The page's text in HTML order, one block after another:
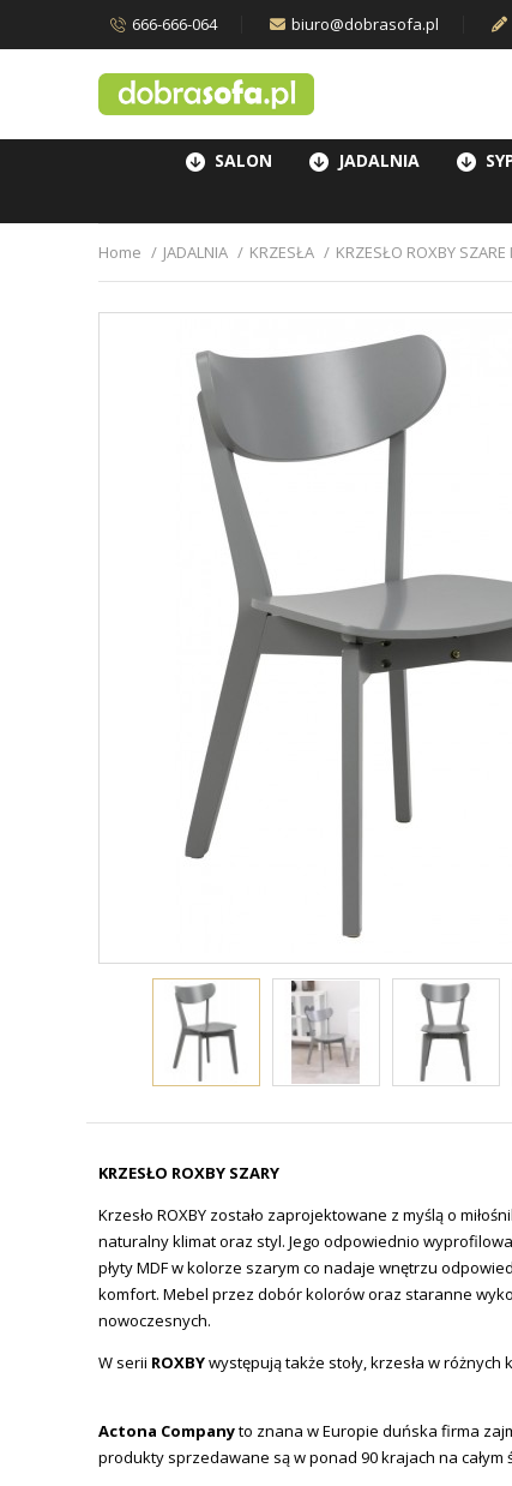
666-666-064 biuro@dobrasofa.pl
SALON JADALNIA
Home JADALNIA KRZESŁA KRZESŁO ROXBY SZARE I
KRZESŁO ROXBY SZARY
Krzesło ROXBY zostało zaprojektowane z myślą o
naturalny klimat oraz styl. Jego odpowiednio
płyty MDF w kolorze szarym co nadaje wnętrzu
komfort. Mebel przez dobór kolorów oraz staranne
nowoczesnych.
W serii ROXBYwystępują także stoły, krzesła w
Actona Companyto znana w Europie duńska firma
produkty sprzedawane są w ponad 90 krajach na całym